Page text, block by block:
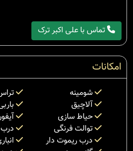
تماس با علی اکبر ترک
امکانات
شومینه
آلاچیق
حیاط سازی
توالت فرنگی
درب ریموت دار